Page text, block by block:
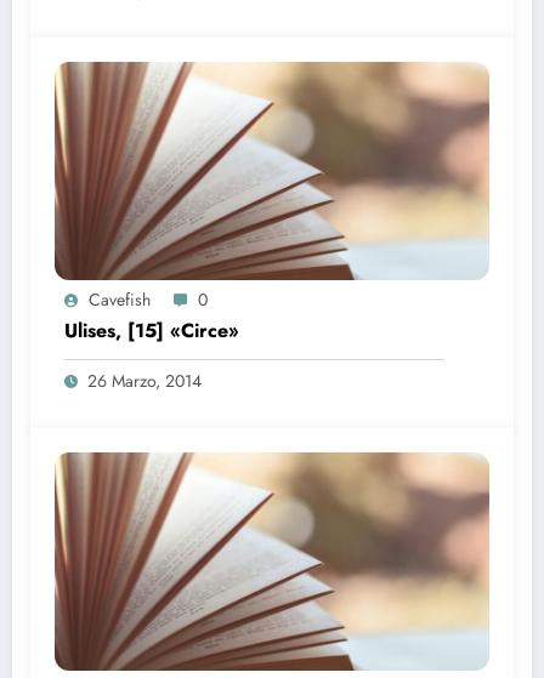
Cavefish 0
Ulises, [15] «Circe»
26 Marzo, 2014